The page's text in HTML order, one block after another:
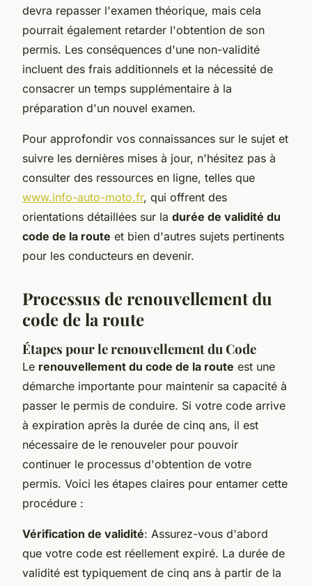
devra repasser l'examen théorique, mais cela
pourrait également retarder l'obtention de son
permis. Les conséquences d'une non-validité
incluent des frais additionnels et la nécessité de
consacrer un temps supplémentaire à la
préparation d'un nouvel examen.
Pour approfondir vos connaissances sur le sujet et
suivre les dernières mises à jour, n'hésitez pas à
consulter des ressources en ligne, telles que
www.info-auto-moto.fr, qui offrent des
orientations détaillées sur la durée de validité du
code de la route et bien d'autres sujets pertinents
pour les conducteurs en devenir.
Processus de renouvellement du
code de la route
Étapes pour le renouvellement du Code
Le renouvellement du code de la route est une
démarche importante pour maintenir sa capacité à
passer le permis de conduire. Si votre code arrive
à expiration après la durée de cinq ans, il est
nécessaire de le renouveler pour pouvoir
continuer le processus d'obtention de votre
permis. Voici les étapes claires pour entamer cette
procédure :
Vérification de validité: Assurez-vous d'abord
que votre code est réellement expiré. La durée de
validité est typiquement de cinq ans à partir de la